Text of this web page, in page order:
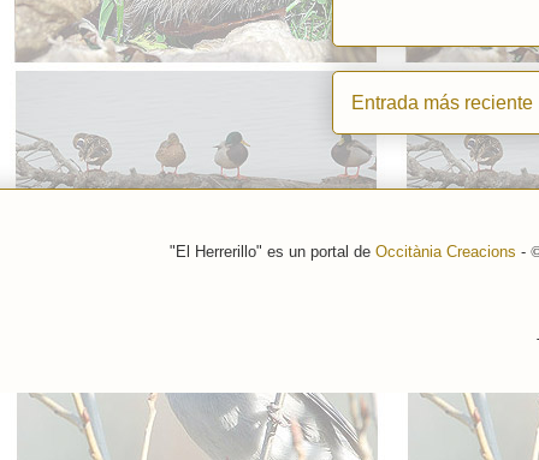
Entrada más reciente
"El Herrerillo" es un portal de Occitània Creacions -